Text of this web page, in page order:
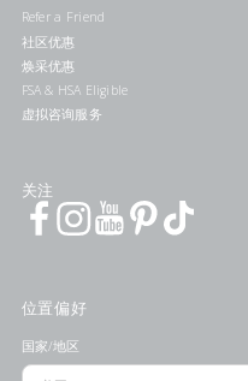
Refer a Friend
社区优惠
焕采优惠
FSA & HSA Eligible
虚拟咨询服务
关注
位置偏好
国家/地区